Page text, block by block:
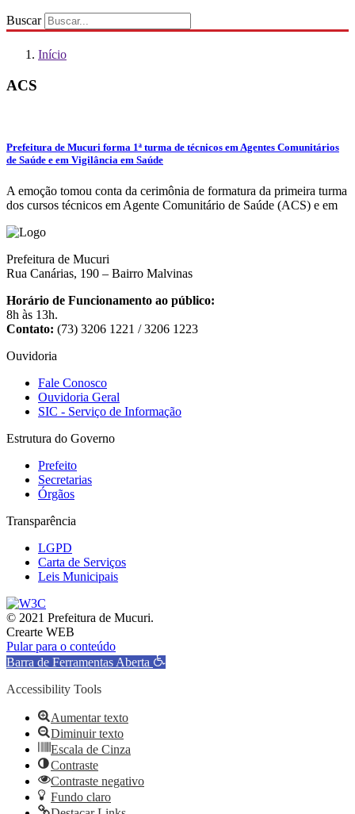
Buscar
Início
ACS
Prefeitura de Mucuri forma 1ª turma de técnicos em Agentes Comunitários
de Saúde e em Vigilância em Saúde
A emoção tomou conta da cerimônia de formatura da primeira turma
dos cursos técnicos em Agente Comunitário de Saúde (ACS) e em
Prefeitura de Mucuri
Rua Canárias, 190 – Bairro Malvinas
Horário de Funcionamento ao público:
8h às 13h.
Contato: (73) 3206 1221 / 3206 1223
Ouvidoria
Fale Conosco
Ouvidoria Geral
SIC - Serviço de Informação
Estrutura do Governo
Prefeito
Secretarias
Órgãos
Transparência
LGPD
Carta de Serviços
Leis Municipais
© 2021 Prefeitura de Mucuri.
Crearte WEB
Pular para o conteúdo
Barra de Ferramentas Aberta
Accessibility Tools
Aumentar texto
Diminuir texto
Escala de Cinza
Contraste
Contraste negativo
Fundo claro